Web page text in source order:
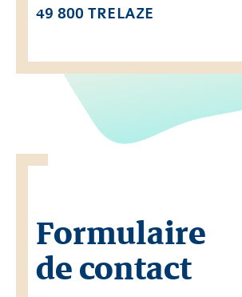
49 800 TRELAZE
Formulaire
de contact